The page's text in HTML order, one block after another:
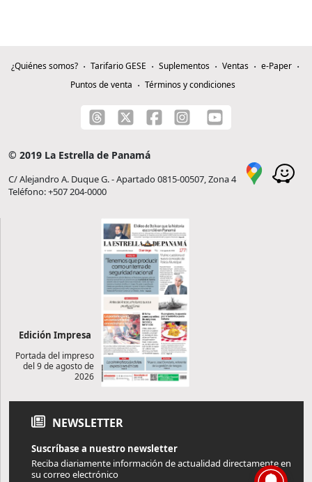
¿Quiénes somos? Tarifario GESE Suplementos Ventas
e-Paper
Puntos de venta
Términos y condiciones
© 2019 La Estrella de Panamá
C/ Alejandro A. Duque G. - Apartado 0815-00507, Zona 4
Teléfono: +507 204-0000
Edición Impresa
Portada del impreso
del 9 de agosto de
2026
NEWSLETTER
Suscríbase a nuestro newsletter
Reciba diariamente información de actualidad directamente en
su correo electrónico